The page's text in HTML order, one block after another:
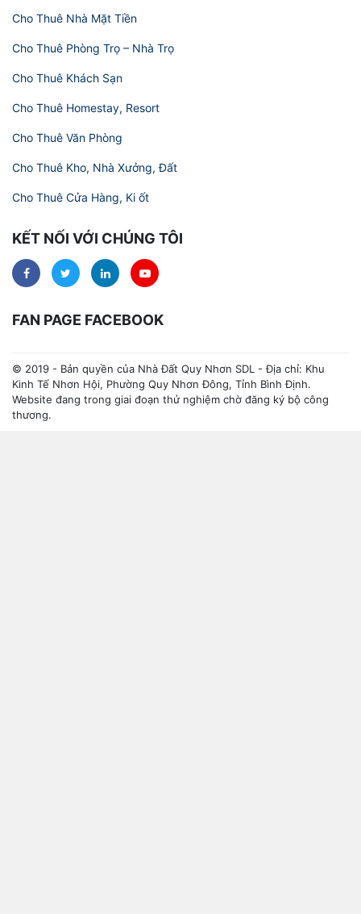
Cho Thuê Nhà Mặt Tiền
Cho Thuê Phòng Trọ – Nhà Trọ
Cho Thuê Khách Sạn
Cho Thuê Homestay, Resort
Cho Thuê Văn Phòng
Cho Thuê Kho, Nhà Xưởng, Đất
Cho Thuê Cửa Hàng, Ki ốt
KẾT NỐI VỚI CHÚNG TÔI
FAN PAGE FACEBOOK
© 2019 - Bản quyền của Nhà Đất Quy Nhơn SDL - Địa chỉ: Khu
Kinh Tế Nhơn Hội, Phường Quy Nhơn Đông, Tỉnh Bình Định.
Website đang trong giai đoạn thử nghiệm chờ đăng ký bộ công
thương.